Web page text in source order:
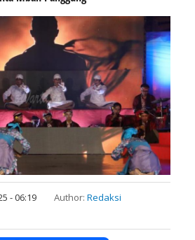
- 06:19 Author: Redaksi